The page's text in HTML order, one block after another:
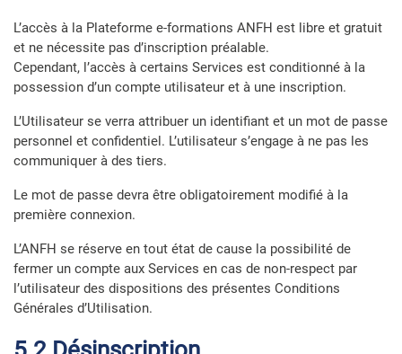
L’accès à la Plateforme e-formations ANFH est libre et gratuit
et ne nécessite pas d’inscription préalable.
Cependant, l’accès à certains Services est conditionné à la
possession d’un compte utilisateur et à une inscription.
L’Utilisateur se verra attribuer un identifiant et un mot de passe
personnel et confidentiel. L’utilisateur s’engage à ne pas les
communiquer à des tiers.
Le mot de passe devra être obligatoirement modifié à la
première connexion.
L’ANFH se réserve en tout état de cause la possibilité de
fermer un compte aux Services en cas de non-respect par
l’utilisateur des dispositions des présentes Conditions
Générales d’Utilisation.